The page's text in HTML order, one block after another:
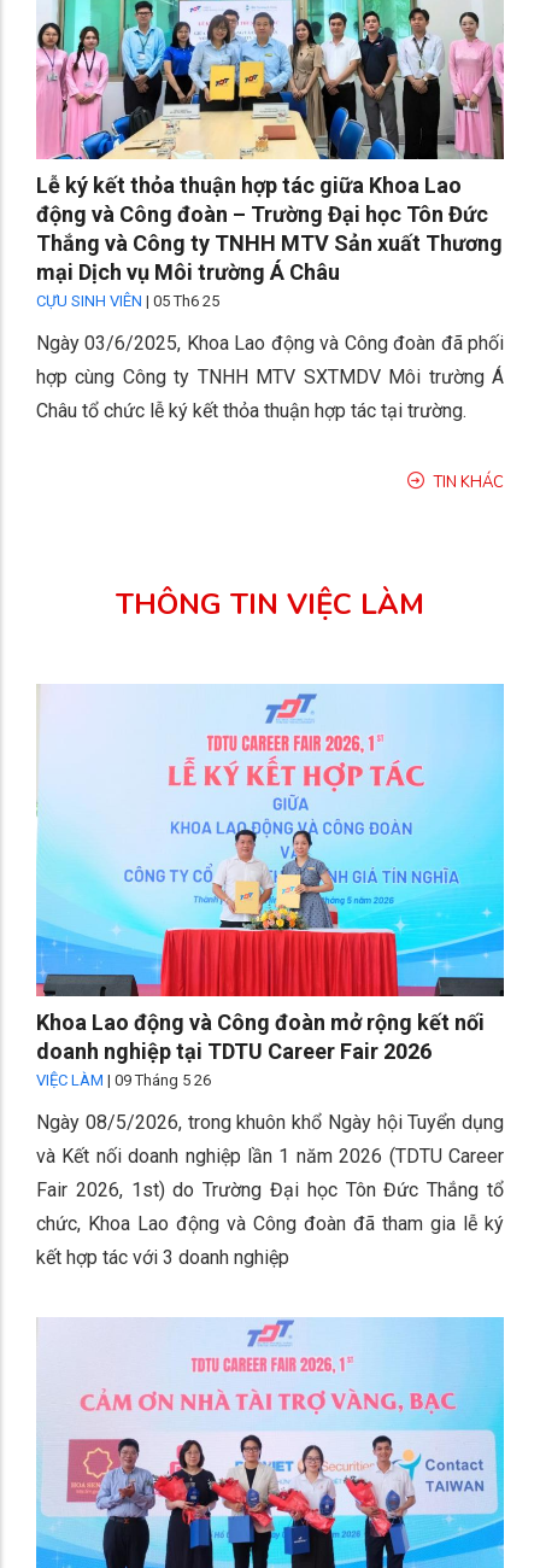
Lễ ký kết thỏa thuận hợp tác giữa Khoa Lao
động và Công đoàn – Trường Đại học Tôn Đức
Thắng và Công ty TNHH MTV Sản xuất Thương
mại Dịch vụ Môi trường Á Châu
CỰU SINH VIÊN | 05 Th6 25
Ngày 03/6/2025, Khoa Lao động và Công đoàn đã phối
hợp cùng Công ty TNHH MTV SXTMDV Môi trường Á
Châu tổ chức lễ ký kết thỏa thuận hợp tác tại trường.
TIN KHÁC
THÔNG TIN VIỆC LÀM
Khoa Lao động và Công đoàn mở rộng kết nối
doanh nghiệp tại TDTU Career Fair 2026
VIỆC LÀM | 09 Tháng 5 26
Ngày 08/5/2026, trong khuôn khổ Ngày hội Tuyển dụng
và Kết nối doanh nghiệp lần 1 năm 2026 (TDTU Career
Fair 2026, 1st) do Trường Đại học Tôn Đức Thắng tổ
chức, Khoa Lao động và Công đoàn đã tham gia lễ ký
kết hợp tác với 3 doanh nghiệp